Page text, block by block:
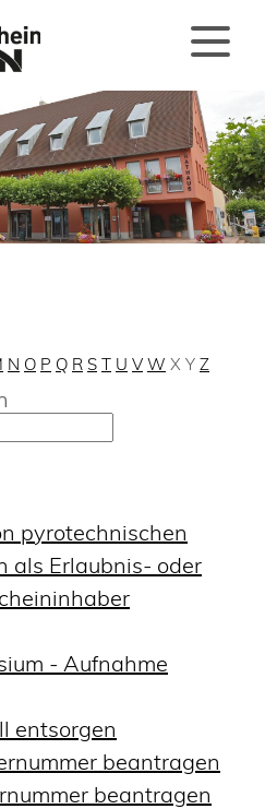
N O P Q R S T U V W X Y Z
pyrotechnischen
als Erlaubnis- oder
- Aufnahme
entsorgen
beantragen
beantragen